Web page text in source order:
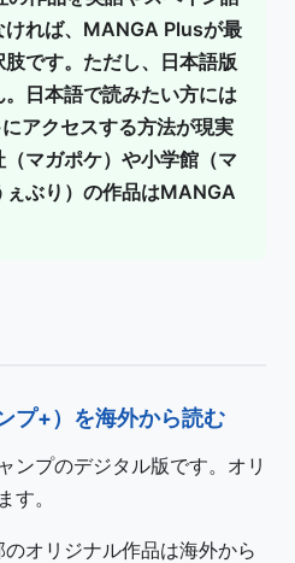
ければ、MANGA Plusが最
です。ただし、
日本語版
。日本語で読みたい方には
アクセスする方法が現実
マガポケ）や小学館（マ
ぇぶり）の作品はMANGA
プ+）を海外から読む
ンプのデジタル版です。オリ
す。
のオリジナル作品は海外から